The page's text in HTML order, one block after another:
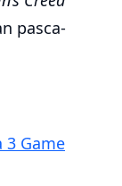
pasca-
3 Game